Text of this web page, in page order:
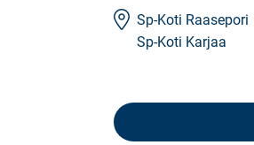
Sp-Koti Raasepori
Sp-Koti Karjaa